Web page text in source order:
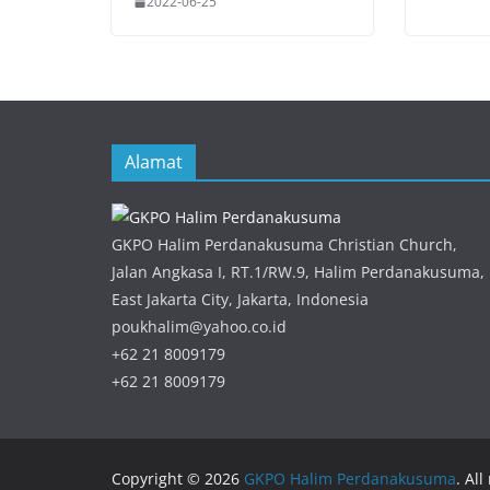
Alamat
GKPO Halim Perdanakusuma Christian Church,
Jalan Angkasa I, RT.1/RW.9, Halim Perdanakusuma,
East Jakarta City, Jakarta, Indonesia
poukhalim@yahoo.co.id
+62 21 8009179
+62 21 8009179
Copyright © 2026 GKPO Halim Perdanakusuma. All